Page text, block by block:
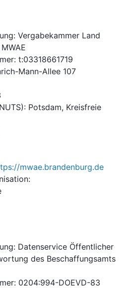
: Vergabekammer Land
: t:03318661719
Mann-Allee 107
: Potsdam, Kreisfreie
mwae.brandenburg.de
:
: Datenservice Öffentlicher
des Beschaffungsamts
: 0204:994-DOEVD-83